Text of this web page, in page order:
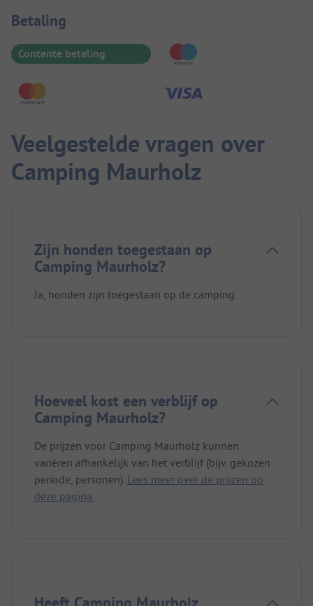
Betaalinformatie
Betaling
Contante betaling
Veelgestelde vragen over
Camping Maurholz
Zijn honden toegestaan op
Camping Maurholz?
Ja, honden zijn toegestaan op de camping.
Hoeveel kost een verblijf op
Camping Maurholz?
De prijzen voor Camping Maurholz kunnen
variëren afhankelijk van het verblijf (bijv. gekozen
periode, personen). Lees meer over de prijzen op
deze pagina.